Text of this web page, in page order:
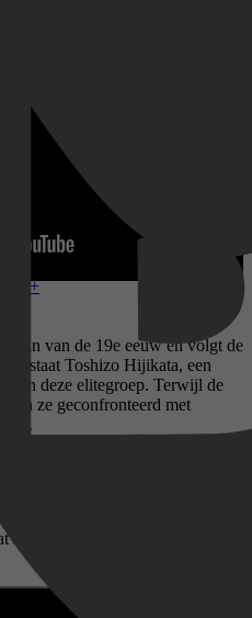
van de 19e eeuw en volgt de
staat Toshizo Hijikata, een
deze elitegroep. Terwijl de
ze geconfronteerd met
mei
De docuserie combineert
zien hoe creativiteit en ambacht